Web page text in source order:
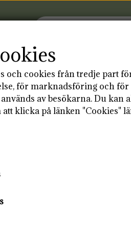
BLOGG
och cookies från tredje part
för marknadsföring och för
av besökarna. Du kan
klicka på länken "Cookies"